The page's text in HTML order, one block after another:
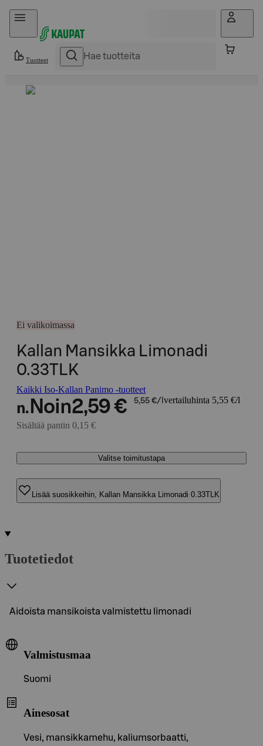
Hyppää sisältöön
Tuotteet
Ei valikoimassa
Kallan Mansikka Limonadi
0.33TLK
Kaikki Iso-Kallan Panimo -tuotteet
n. Noin2,59 € 5,55 €/l vertailuhinta 5,55 €/l
Sisältää pantin 0,15 €
Valitse toimitustapa
Lisää suosikkeihin, Kallan Mansikka Limonadi 0.33TLK
Tuotetiedot
Aidoista mansikoista valmistettu limonadi
Valmistusmaa
Suomi
Ainesosat
Vesi, mansikkamehu, kaliumsorbaatti,